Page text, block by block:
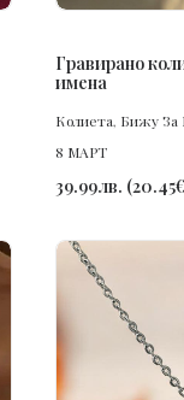
Гравирано
имена
Колиета, Бижу За
8 МАРТ
39.99лв. (20.45€